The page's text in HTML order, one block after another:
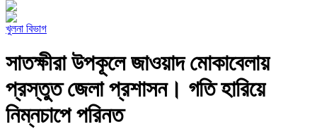
খুলনা বিভাগ
সাতক্ষীরা উপকূলে জাওয়াদ মোকাবেলায়
প্রস্তুত জেলা প্রশাসন। গতি হারিয়ে
নিম্নচাপে পরিনত